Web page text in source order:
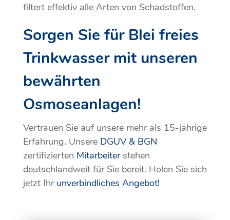
filtert effektiv alle Arten von Schadstoffen.
Sorgen Sie für Blei freies
Trinkwasser mit unseren
bewährten
Osmoseanlagen!
Vertrauen Sie auf unsere mehr als 15-jährige
Erfahrung. Unsere DGUV & BGN
zertifizierten Mitarbeiterstehen
deutschlandweit für Sie bereit. Holen Sie sich
jetzt Ihr unverbindliches Angebot!